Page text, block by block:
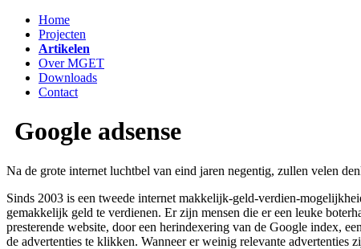
Home
Projecten
Artikelen
Over MGET
Downloads
Contact
Google adsense
Na de grote internet luchtbel van eind jaren negentig, zullen velen
Sinds 2003 is een tweede internet makkelijk-geld-verdien-
gemakkelijk geld te verdienen. Er zijn mensen die er een leuke
presterende website, door een herindexering van de Google index,
de advertenties te klikken. Wanneer er weinig relevante